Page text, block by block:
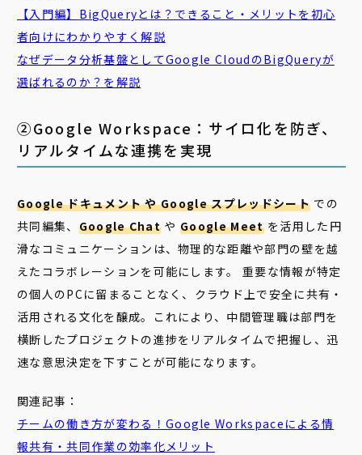
【入門編】 BigQueryとは？できること・メリットを初心
者向けにわかりやすく解説
なぜデータ分析基盤としてGoogle CloudのBigQueryが
選ばれるのか？を解説
②Google Workspace：サイロ化を防ぎ、
リアルタイムな連携を実現
Google ドキュメント や Google スプレッドシートでの
共同編集、 Google Chat やGoogle Meetを活用した円
滑なコミュニケーションは、物理的な距離や部門の壁を越
えたコラボレーションを可能にします。 重要な情報が特定
の個人のPCに留まることなく、クラウド上で安全に共有・
活用される文化を醸成。これにより、中間管理職は部門を
横断したプロジェクトの進捗をリアルタイムで把握し、迅
速な意思決定を下すことが可能になります。
関連記事：
チームの働き方が変わる！Google Workspaceによる情
報共有・共同作業の効率化メリット